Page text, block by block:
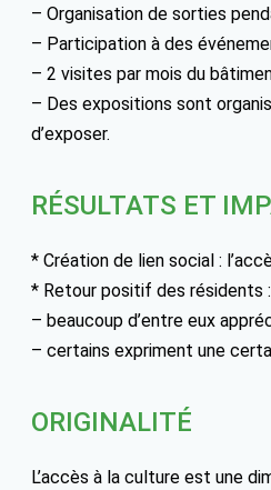
– Organisation de sorties
– Participation à des
– 2 visites par mois du
– Des expositions sont
d’exposer.
RÉSULTATS ET
* Création de lien social :
* Retour positif des résidents :
– beaucoup d’entre eux
– certains expriment une
ORIGINALITÉ
L’accès à la culture est une